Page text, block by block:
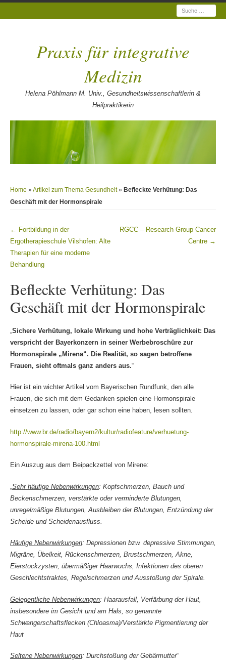
Suche
Praxis für integrative
Medizin
Helena Pöhlmann M. Univ., Gesundheitswissenschaftlerin &
Heilpraktikerin
Home »Artikel zum Thema Gesundheit» Befleckte Verhütung: Das
Geschäft mit der Hormonspirale
Beitragsnavigation
← Fortbildung in der
Ergotherapieschule Vilshofen: Alte
Therapien für eine moderne
Behandlung
RGCC – Research Group Cancer
Centre →
Befleckte Verhütung: Das
Geschäft mit der Hormonspirale
Sichere Verhütung, lokale Wirkung und hohe Verträglichkeit: Das
verspricht der Bayerkonzern in seiner Werbebroschüre zur
Hormonspirale „Mirena“. Die Realität, so sagen betroffene
Frauen, sieht oftmals ganz anders aus.“
Hier ist ein wichter Artikel vom Bayerischen Rundfunk, den alle
Frauen, die sich mit dem Gedanken spielen eine Hormonspirale
einsetzen zu lassen, oder gar schon eine haben, lesen sollten.
http://www.br.de/radio/bayern2/kultur/radiofeature/verhuetung-
hormonspirale-mirena-100.html
Ein Auszug aus dem Beipackzettel von Mirene:
Sehr häufige Nebenwirkungen: Kopfschmerzen, Bauch und
Beckenschmerzen, verstärkte oder verminderte Blutungen,
unregelmäßige Blutungen, Ausbleiben der Blutungen, Entzündung der
Scheide und Scheidenausfluss.
Häufige Nebenwirkungen: Depressionen bzw. depressive Stimmungen,
Migräne, Übelkeit, Rückenschmerzen, Brustschmerzen, Akne,
Eierstockzysten, übermäßiger Haarwuchs, Infektionen des oberen
Geschlechtstraktes, Regelschmerzen und Ausstoßung der Spirale.
Gelegentliche Nebenwirkungen: Haarausfall, Verfärbung der Haut,
insbesondere im Gesicht und am Hals, so genannte
Schwangerschaftsflecken (Chloasma)/Verstärkte Pigmentierung der
Haut
Seltene Nebenwirkungen: Durchstoßung der Gebärmutter“